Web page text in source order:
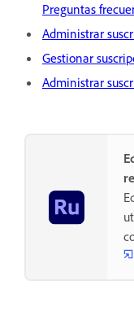
Preguntas
Administrar
Gestionar
Administrar